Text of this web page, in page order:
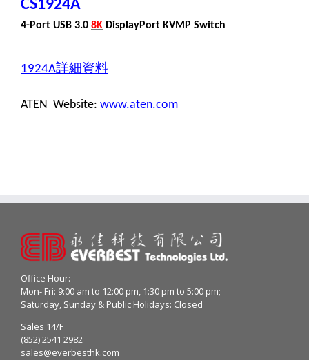
CS1924A
4-Port USB 3.0 8K DisplayPort KVMP Switch
1924A詳細資料
ATEN Website: www.aten.com
Office Hour:
Mon- Fri: 9:00 am to 12:00 pm, 1:30 pm to 5:00 pm;
Saturday, Sunday & Public Holidays: Closed
Sales 14/F
(852) 2541 2982
sales@everbesthk.com